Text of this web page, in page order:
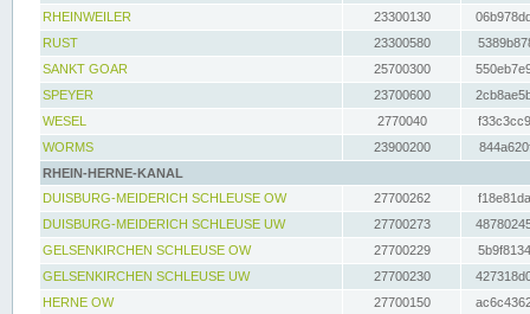
RHEINWEILER
23300130
RUST
23300580
SANKT GOAR
25700300
SPEYER
23700600
WESEL
2770040
WORMS
23900200
RHEIN-HERNE-KANAL
DUISBURG-MEIDERICH SCHLEUSE OW
27700262
DUISBURG-MEIDERICH SCHLEUSE UW
27700273
GELSENKIRCHEN SCHLEUSE OW
27700229
GELSENKIRCHEN SCHLEUSE UW
27700230
HERNE OW
27700150